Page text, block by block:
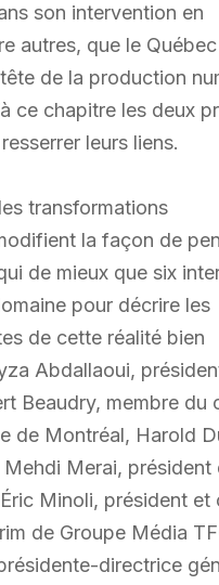
son intervention en
autres, que le
de la production
ce chapitre les deux
leurs liens.
transformations
la façon de
de mieux que six
pour décrire les
de cette réalité bien
Abdallaoui,
Beaudry, membre du
de Montréal, Harold
Mehdi Merai, président
Minoli, président et
de Groupe Média
directrice